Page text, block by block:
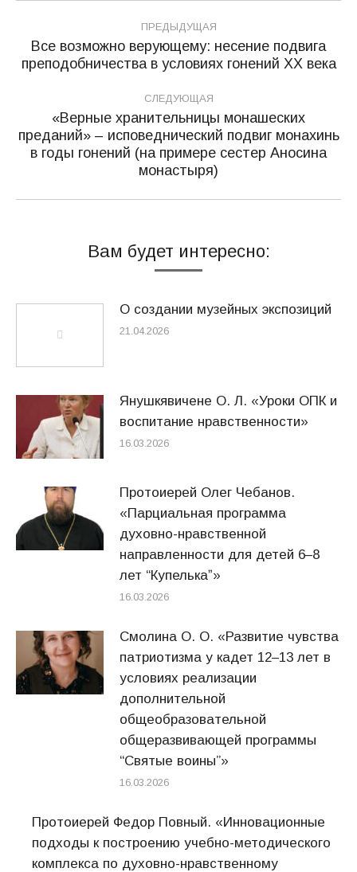
Навигация
по
записям
ПРЕДЫДУЩАЯ
Предыдущая
Все возможно верующему: несение подвига
преподобничества в условиях гонений ХХ века
СЛЕДУЮЩАЯ
Следующая
запись:
«Верные хранительницы монашеских
преданий» – исповеднический подвиг монахинь
в годы гонений (на примере сестер Аносина
монастыря)
Вам будет интересно:
О создании музейных экспозиций
21.04.2026
Янушкявичене О. Л. «Уроки ОПК и
воспитание нравственности»
16.03.2026
Протоиерей Олег Чебанов.
«Парциальная программа
духовно-нравственной
направленности для детей 6–8
лет “Купелькаˮ»
16.03.2026
Смолина О. О. «Развитие чувства
патриотизма у кадет 12–13 лет в
условиях реализации
дополнительной
общеобразовательной
общеразвивающей программы
“Святые воины”»
16.03.2026
Протоиерей Федор Повный. «Инновационные
подходы к построению учебно-методического
комплекса по духовно-нравственному